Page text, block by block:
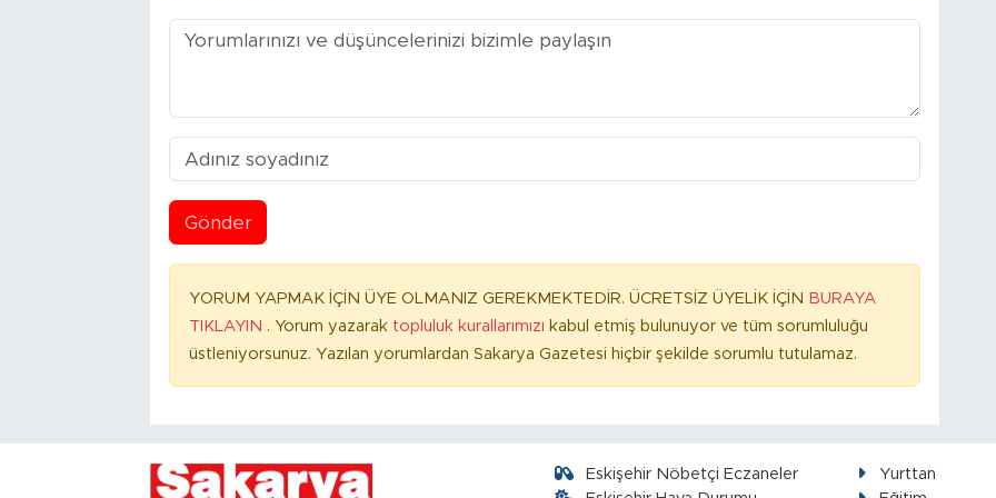
Gönder
YORUM YAPMAK İÇİN ÜYE OLMANIZ GEREKMEKTEDİR. ÜCRETSİZ ÜYELİK İÇİN BURAYA
TIKLAYIN . Yorum yazarak topluluk kurallarımızı kabul etmiş bulunuyor ve tüm sorumluluğu
üstleniyorsunuz. Yazılan yorumlardan Sakarya Gazetesi hiçbir şekilde sorumlu tutulamaz.
Eskişehir Nöbetçi Eczaneler
Yurttan